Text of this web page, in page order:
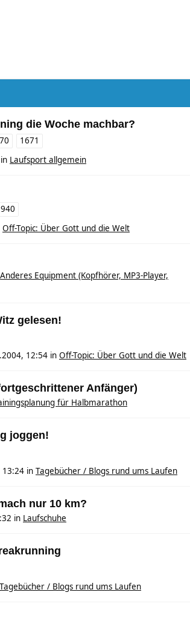
die Woche machbar?
1671
in Laufsport allgemein
940
Off-Topic: Über Gott und die Welt
Anderes Equipment (Kopfhörer, MP3-Player,
gelesen!
12:54 in Off-Topic: Über Gott und die Welt
Anfänger)
für Halbmarathon
joggen!
13:24 in Tagebücher / Blogs rund ums Laufen
nur 10 km?
in Laufschuhe
Tagebücher / Blogs rund ums Laufen